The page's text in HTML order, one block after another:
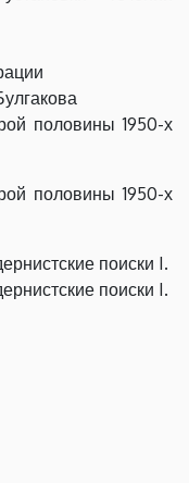
половины 1950-х
половины 1950-х
поиски I.
поиски I.